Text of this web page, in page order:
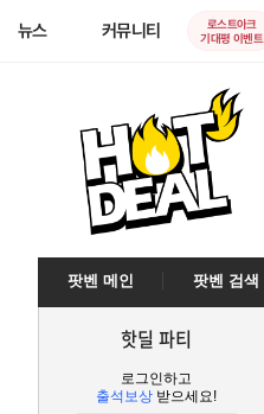
뉴스 커뮤니티
로스트아크
기대평 이벤트
팟벤 메인 팟벤 검색
핫딜 파티
로그인하고
출석보상 받으세요!